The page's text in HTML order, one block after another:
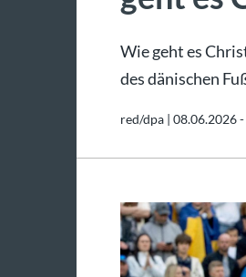
Wie geht es
des dänischen
red/dpa | 08.06.2026